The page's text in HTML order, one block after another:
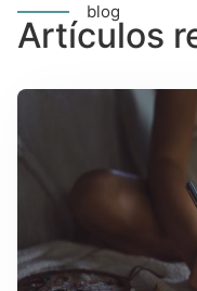
blog
Artículos